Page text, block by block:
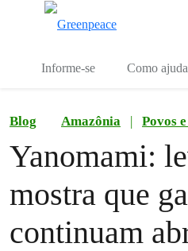
Informe-se Como
Blog Amazônia | Povos
Yanomami:
mostra que
continuam